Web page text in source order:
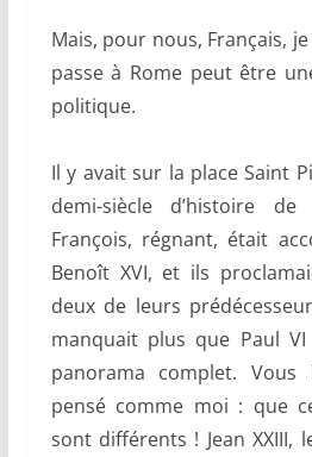
Mais, pour nous, Français,
passe à Rome peut être
politique.
Il y avait sur la place Saint
demi-siècle d’histoire de
François, régnant, était
Benoît XVI, et ils
deux de leurs
manquait plus que Paul
panorama complet. Vous
pensé comme moi : que
sont différents ! Jean XXIII,